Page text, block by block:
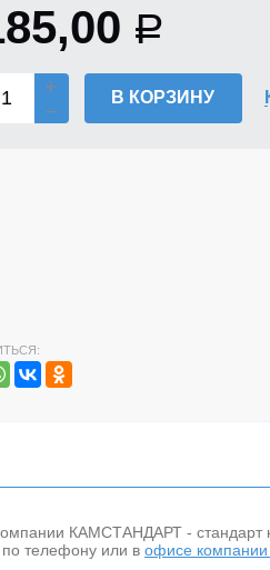
Р
В КОРЗИНУ
КАМСТАНДАРТ - стандарт
по телефону или в офисе компании